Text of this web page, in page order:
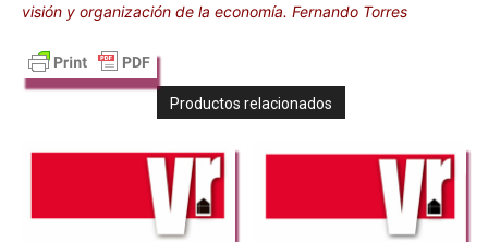
visión y organización de la economía. Fernando Torres
Productos relacionados